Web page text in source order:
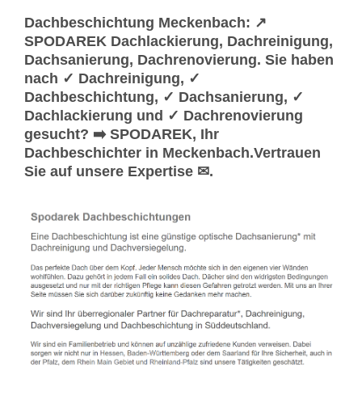
Dachbeschichtung Meckenbach: ↗️
SPODAREK Dachlackierung, Dachreinigung,
Dachsanierung, Dachrenovierung. Sie haben
nach ✓ Dachreinigung, ✓
Dachbeschichtung, ✓ Dachsanierung, ✓
Dachlackierung und ✓ Dachrenovierung
gesucht? ➡️ SPODAREK, Ihr
Dachbeschichter in Meckenbach.Vertrauen
Sie auf unsere Expertise ✉.